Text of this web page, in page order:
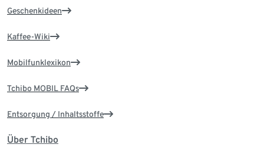
Geschenkideen
Kaffee-Wiki
Mobilfunklexikon
Tchibo MOBIL FAQs
Entsorgung / Inhaltsstoffe
Über Tchibo